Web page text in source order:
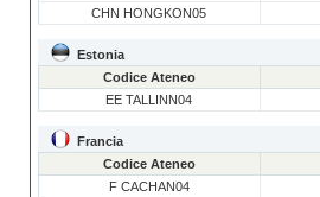
CHN HONGKON05
Estonia
Codice Ateneo
EE TALLINN04
Francia
Codice Ateneo
F CACHAN04